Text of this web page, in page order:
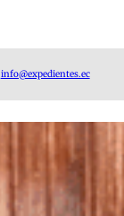
info@expedientes.ec